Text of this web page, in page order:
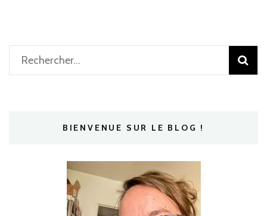
Rechercher :
BIENVENUE SUR LE BLOG !